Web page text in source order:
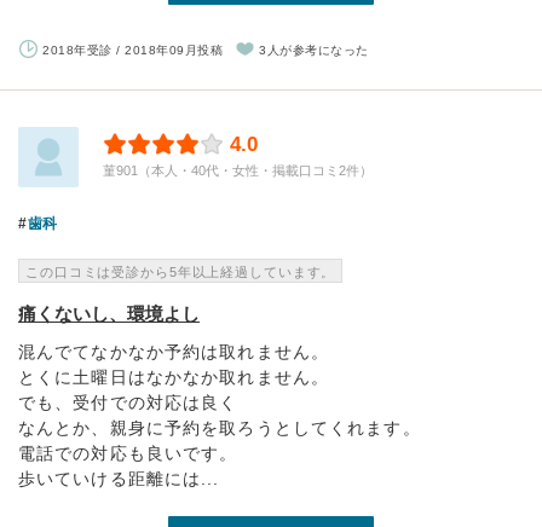
2018年受診 / 2018年09月投稿 3人が参考になった
4.0
菫901（本人・40代・女性・掲載口コミ2件）
歯科
この口コミは受診から5年以上経過しています。
痛くないし、環境よし
混んでてなかなか予約は取れません。
とくに土曜日はなかなか取れません。
でも、受付での対応は良く
なんとか、親身に予約を取ろうとしてくれます。
電話での対応も良いです。
歩いていける距離には...